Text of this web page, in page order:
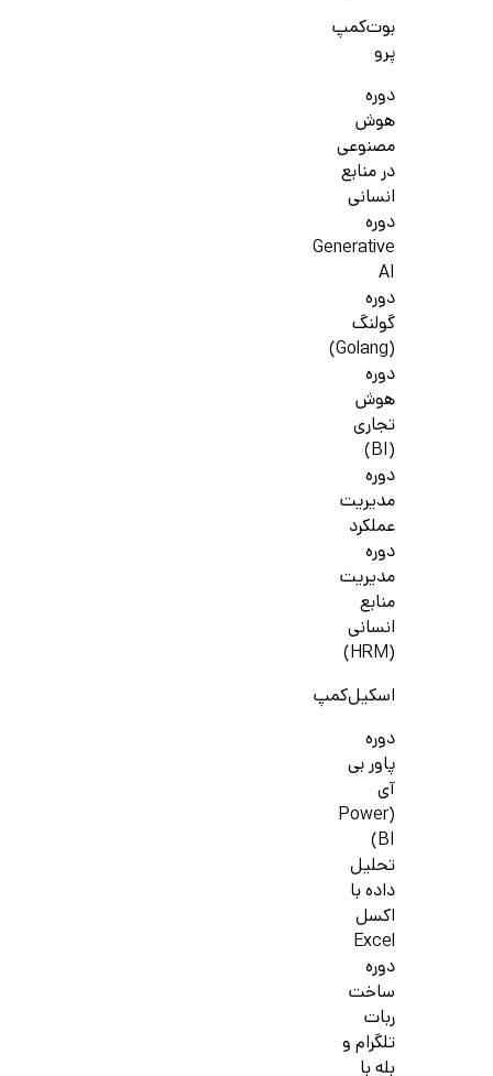
بوت‌کمپ
پرو
دوره
هوش
مصنوعی
در منابع
انسانی
دوره
Generative
AI
دوره
گولنگ
(Golang)
دوره
هوش
تجاری
(BI)
دوره
مدیریت
عملکرد
دوره
مدیریت
منابع
انسانی
(HRM)
اسکیل‌کمپ
دوره
پاور بی
آی
(Power
BI)
تحلیل
داده با
اکسل
Excel
دوره
ساخت
ربات
تلگرام و
بله با